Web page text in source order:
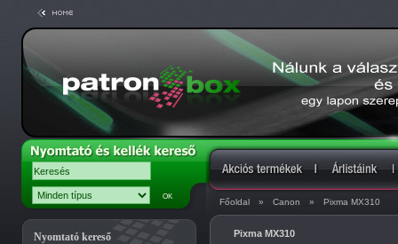
Főoldal » Canon » Pixma MX310
Nyomtató kereső Pixma MX310